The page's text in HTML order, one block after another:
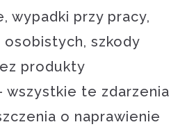
wypadki przy pracy,
osobistych, szkody
produkty
wszystkie te zdarzenia
o naprawienie